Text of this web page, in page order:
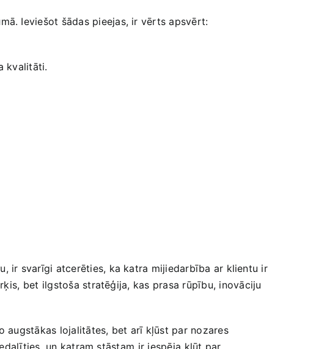
Ieviešot šādas pieejas, ir vērts apsvērt:
kvalitāti.
ir svarīgi atcerēties, ka katra mijiedarbība ar klientu ir
bet ilgstoša stratēģija, kas‍ prasa rūpību, ⁣inovāciju
augstākas‌ lojalitātes, bet arī kļūst par nozares